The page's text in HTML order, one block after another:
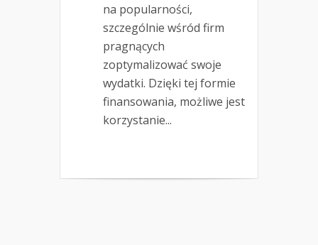
na popularności,
szczególnie wśród firm
pragnących
zoptymalizować swoje
wydatki. Dzięki tej formie
finansowania, możliwe jest
korzystanie...